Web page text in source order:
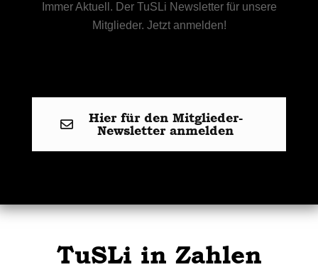
Immer Aktuell. Der TuSLi Newsletter für unsere
Mitglieder. Jetzt anmelden!
Hier für den Mitglieder-
Newsletter anmelden
TuSLi in Zahlen